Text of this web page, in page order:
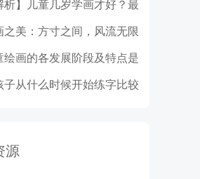
析】儿童几岁学画才好？最
之美：方寸之间，风流无限
绘画的各发展阶段及特点是
子从什么时候开始练字比较
源